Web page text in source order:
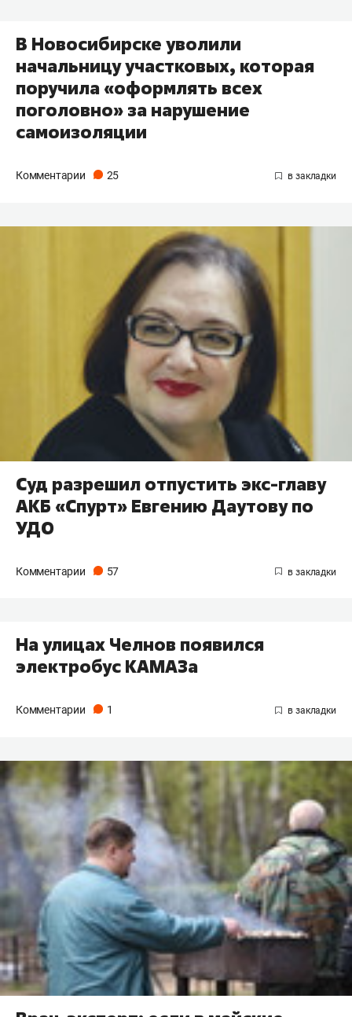
В Новосибирске уволили
начальницу участковых, которая
поручила «оформлять всех
поголовно» за нарушение
самоизоляции
Комментарии 25
Суд разрешил отпустить экс-главу
АКБ «Спурт» Евгению Даутову по
УДО
Комментарии 57
На улицах Челнов появился
электробус КАМАЗа
Комментарии 1